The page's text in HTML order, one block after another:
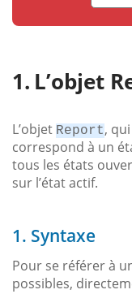
L’objet
L’objet Report,
correspond à un
tous les états
sur l’état actif.
1. Syntaxe
Pour se référer à
possibles,